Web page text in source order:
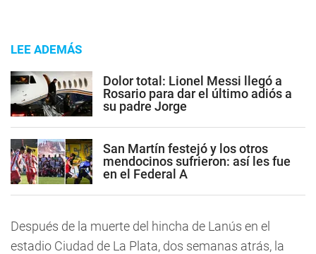
LEE ADEMÁS
Dolor total: Lionel Messi llegó a
Rosario para dar el último adiós a
su padre Jorge
San Martín festejó y los otros
mendocinos sufrieron: así les fue
en el Federal A
Después de la muerte del hincha de Lanús en el
estadio Ciudad de La Plata, dos semanas atrás, la